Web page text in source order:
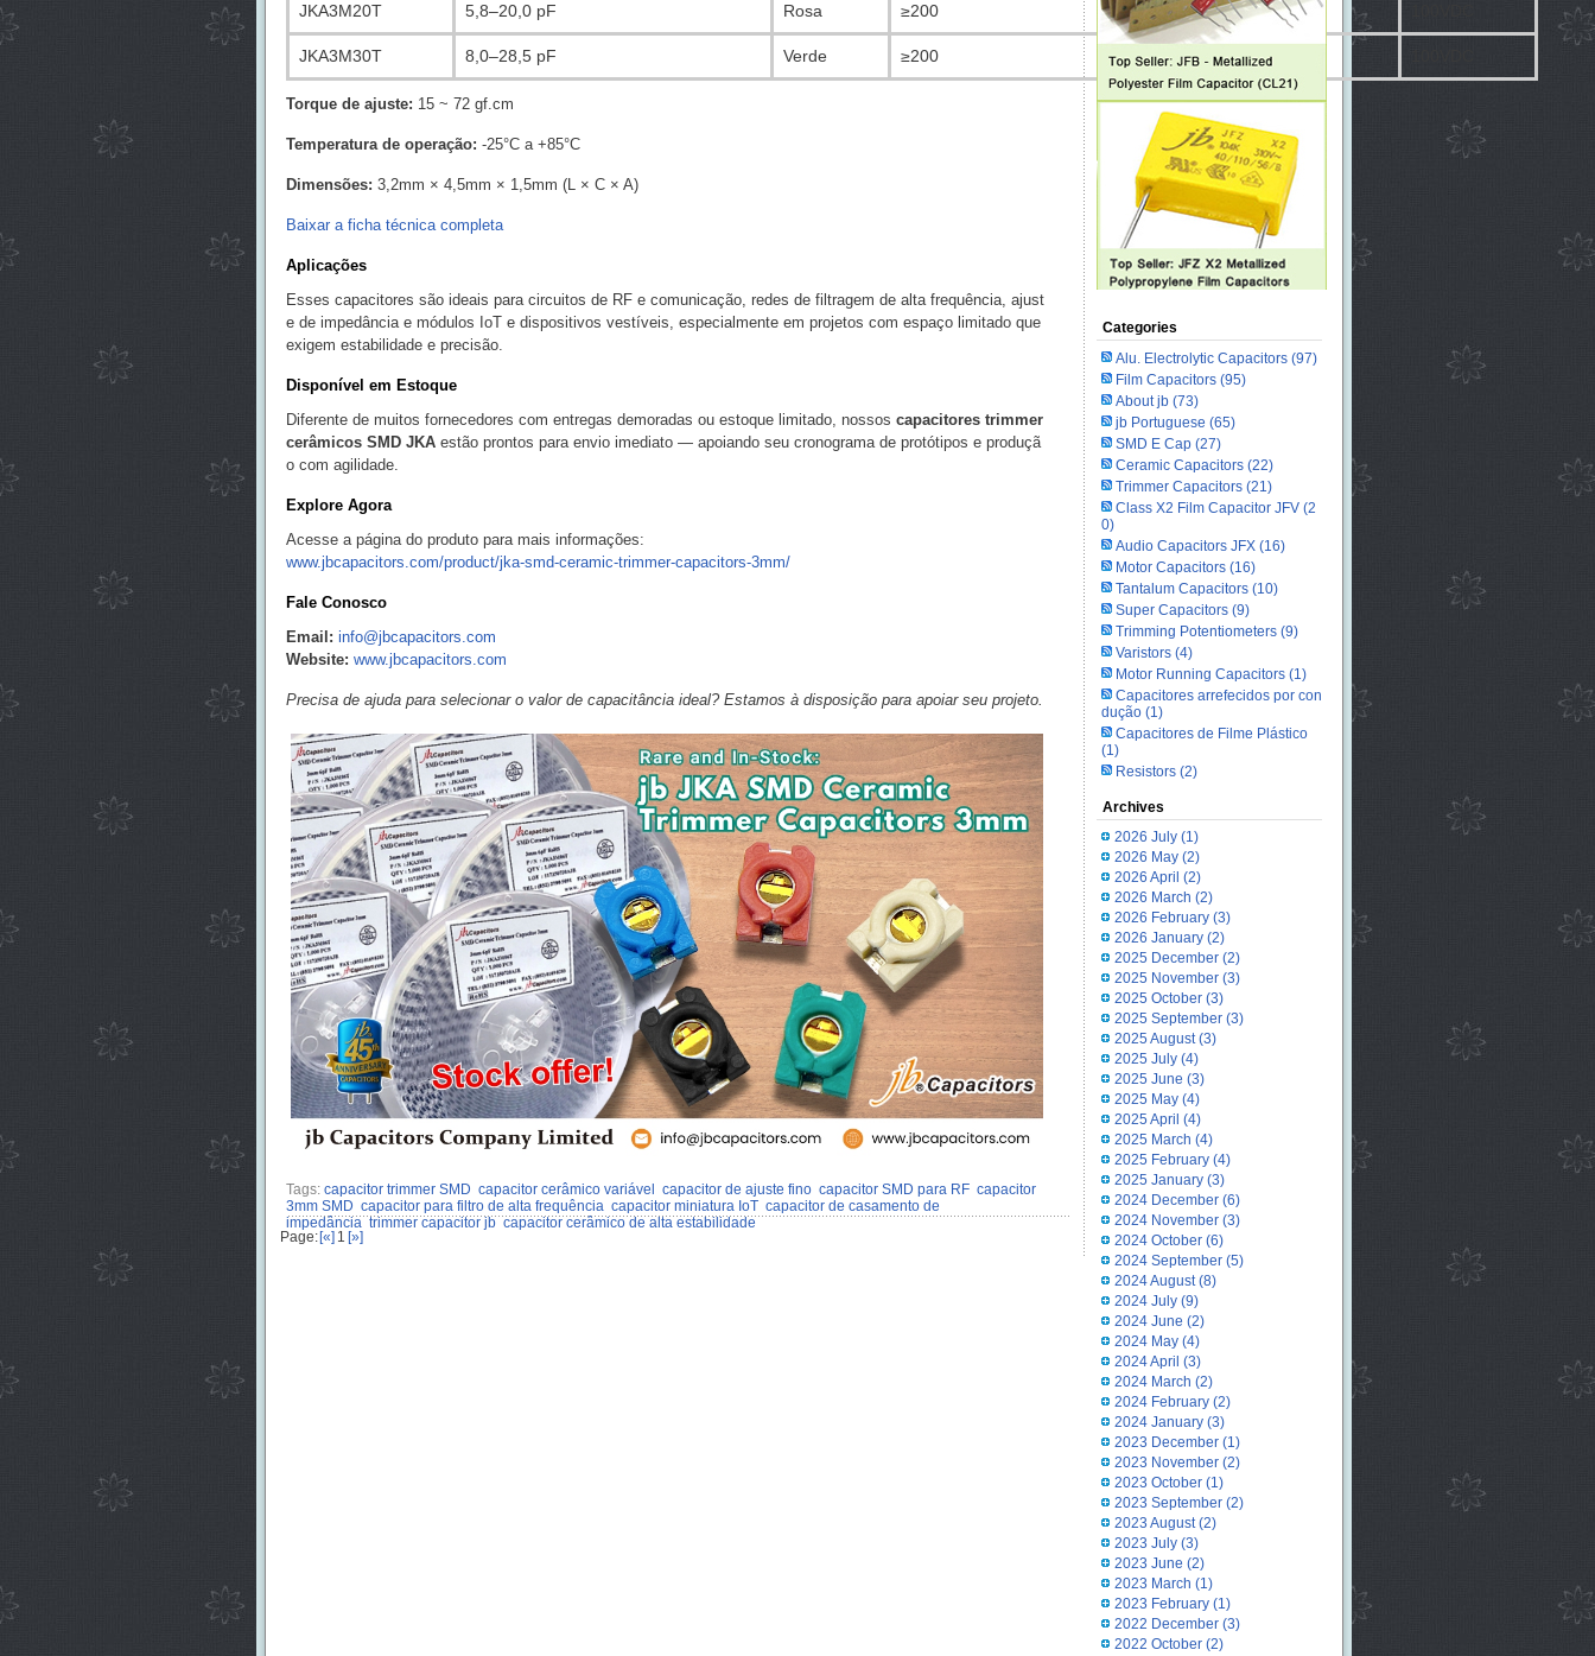
JKA3M20T 5,8–20,0 pF Rosa ≥200 N1300 ±400ppm/℃
JKA3M30T 8,0–28,5 pF Verde ≥200 N1300 ±400ppm/℃
Torque de ajuste: 15 ~ 72 gf.cm
Temperatura de operação: -25°C a +85°C
Dimensões: 3,2mm × 4,5mm × 1,5mm (L × C × A)
Baixar a ficha técnica completa
Aplicações
Esses capacitores são ideais para circuitos de RF e comunicação, redes de filtragem de alta frequência, ajust
e de impedância e módulos IoT e dispositivos vestíveis, especialmente em projetos com espaço limitado que
exigem estabilidade e precisão.
Disponível em Estoque
Diferente de muitos fornecedores com entregas demoradas ou estoque limitado, nossos capacitores trimmer
cerâmicos SMD JKAestão prontos para envio imediato — apoiando seu cronograma de protótipos e produçã
o com agilidade.
Explore Agora
Acesse a página do produto para mais informações:
www.jbcapacitors.com/product/jka-smd-ceramic-trimmer-capacitors-3mm/
Fale Conosco
Email: info@jbcapacitors.com
Website: www.jbcapacitors.com
Precisa de ajuda para selecionar o valor de capacitância ideal? Estamos à disposição para apoiar seu projeto.
Tags: capacitor trimmer SMD capacitor cerâmico variável capacitor de ajuste fino capacitor SMD para RF capacitor
3mm SMD capacitor para filtro de alta frequência capacitor miniatura IoT capacitor de casamento de
impedância trimmer capacitor jb capacitor cerâmico de alta estabilidade
Page: [«] 1 [»]
Categories
Alu. Electrolytic Capacitors(97)
Film Capacitors(95)
About jb(73)
jb Portuguese (65)
SMD E Cap(27)
Ceramic Capacitors(22)
Trimmer Capacitors(21)
Class X2 Film Capacitor JFV(2
0)
Audio Capacitors JFX(16)
Motor Capacitors (16)
Tantalum Capacitors(10)
Super Capacitors(9)
Trimming Potentiometers(9)
Varistors(4)
Motor Running Capacitors(1)
Capacitores arrefecidos por con
dução(1)
Capacitores de Filme Plástico
(1)
Resistors(2)
Archives
2026 July(1)
2026 May(2)
2026 April (2)
2026 March (2)
2026 February(3)
2026 January(2)
2025 December(2)
2025 November(3)
2025 October(3)
2025 September(3)
2025 August(3)
2025 July(4)
2025 June (3)
2025 May(4)
2025 April (4)
2025 March (4)
2025 February(4)
2025 January(3)
2024 December(6)
2024 November(3)
2024 October(6)
2024 September(5)
2024 August(8)
2024 July(9)
2024 June (2)
2024 May(4)
2024 April (3)
2024 March (2)
2024 February(2)
2024 January(3)
2023 December(1)
2023 November(2)
2023 October(1)
2023 September(2)
2023 August(2)
2023 July(3)
2023 June (2)
2023 March (1)
2023 February(1)
2022 December(3)
2022 October(2)